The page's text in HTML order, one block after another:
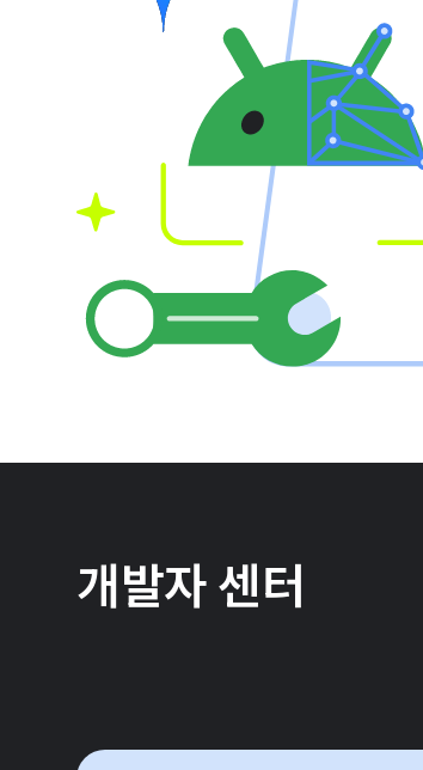
개발자 센터